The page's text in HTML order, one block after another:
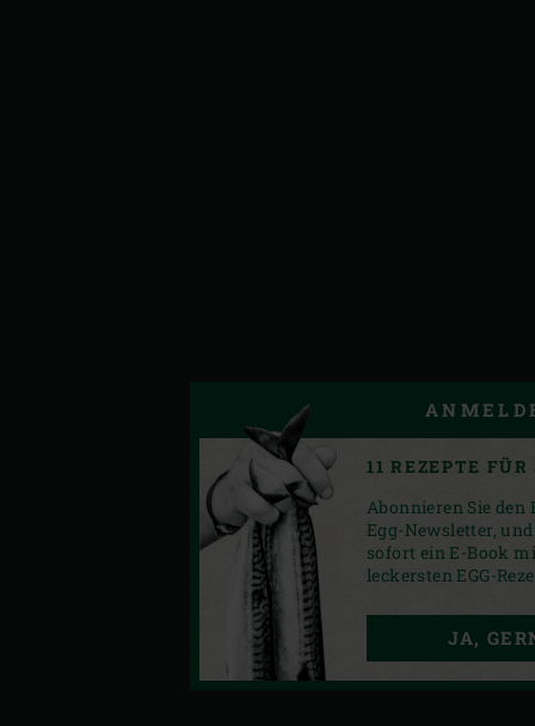
11 REZEPTE
Abonnieren Sie den
Egg-Newsletter,
sofort ein E-Book
leckersten EGG-
JA,